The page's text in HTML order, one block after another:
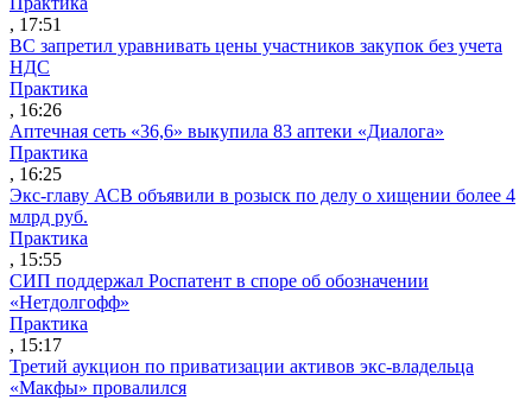
, 17:51
ВС запретил уравнивать цены участников закупок без учета
НДС
Практика
, 16:26
Аптечная сеть «36,6» выкупила 83 аптеки «Диалога»
Практика
, 16:25
Экс-главу АСВ объявили в розыск по делу о хищении более 4
млрд руб.
Практика
, 15:55
СИП поддержал Роспатент в споре об обозначении
«Нетдолгофф»
Практика
, 15:17
Третий аукцион по приватизации активов экс-владельца
«Макфы» провалился